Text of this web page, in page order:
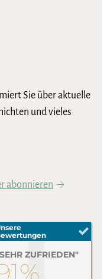
Sie über aktuelle
und vieles
abonnieren